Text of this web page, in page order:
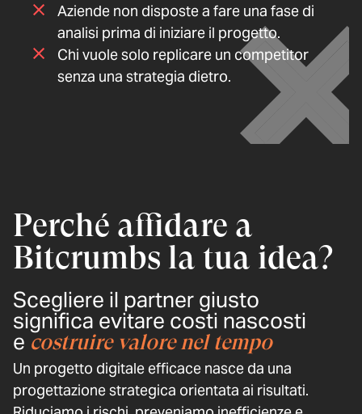
Aziende non disposte a fare una fase di
analisi prima di iniziare il progetto.
Chi vuole solo replicare un competitor
senza una strategia dietro.
Perché affidare a
Bitcrumbs la tua idea?
Scegliere il partner giusto
significa evitare costi nascosti
e costruire valore nel tempo
Un progetto digitale efficace nasce da una
progettazione strategica orientata ai risultati.